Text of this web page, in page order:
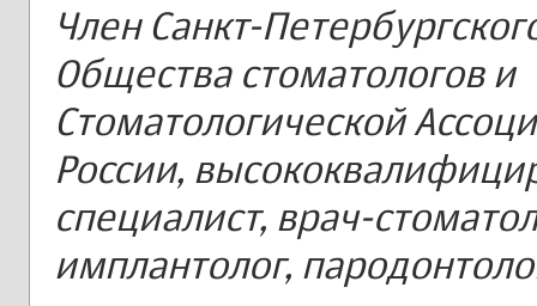
Член Санкт-
Общества стоматологов и
Стоматологической
России,
специалист, врач-
имплантолог,